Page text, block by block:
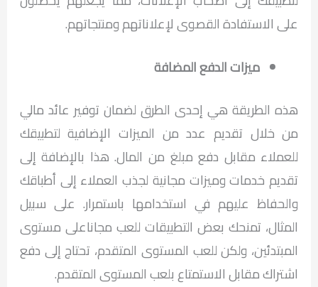
على الاستفادة القصوى لإعلاناتهم ومنتجاتهم.
ميزات الدفع المضافة
هذه الطريقة هي إحدى الطرق لضمان توفير عائد مالي
من خلال تقديم عدد من الميزات الإضافية لتطبيقك
للعملاء مقابل دفع مبلغ من المال. هذا بالإضافة إلى
تقديم خدمات وميزات مجانية لجذب العملاء إلى أطباقك
والحفاظ عليهم في استخدامها باستمرار. على سبيل
المثال، تمنحك بعض التطبيقات للعب مجاناعلى مستوى
المبتدئين، ولكن للعب المستوى المتقدم، تحتاج إلى دفع
اشتراك مقابل الاستمتاع بلعب المستوى المتقدم.